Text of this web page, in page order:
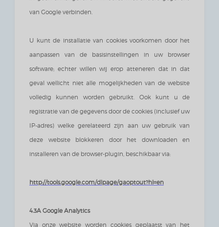
van Google verbinden.
U kunt de installatie van cookies voorkomen door het
aanpassen van de basisinstellingen in uw browser
software; echter willen wij erop atteneren dat in dat
geval wellicht niet alle mogelijkheden van de website
volledig kunnen worden gebruikt. Ook kunt u de
registratie van de gegevens door de cookies (inclusief uw
IP-adres) welke gerelateerd zijn aan uw gebruik van
deze website blokkeren door het downloaden en
installeren van de browser-plugin, beschikbaar via:
http://tools.google.com/dlpage/gaoptout?hl=en
4.3A Google Analytics
Via onze website worden cookies geplaatst van het